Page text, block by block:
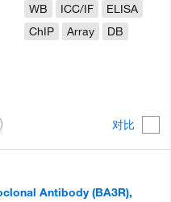
对比
WB
ICC/IF
ELISA
ChIP
Array DB
Antibody (BA3R),